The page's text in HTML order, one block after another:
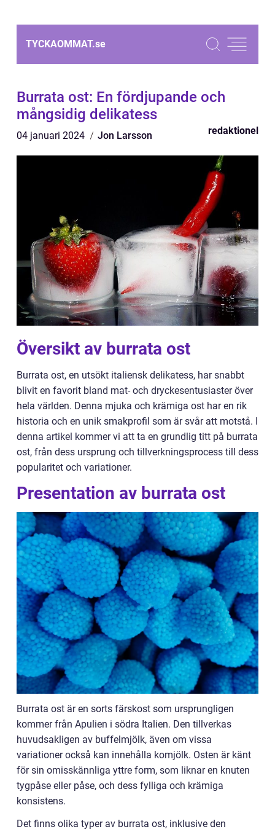
TYCKAOMMAT.se
Burrata ost: En fördjupande och
mångsidig delikatess
04 januari 2024 Jon Larsson redaktionel
Översikt av burrata ost
Burrata ost, en utsökt italiensk delikatess, har snabbt
blivit en favorit bland mat- och dryckesentusiaster över
hela världen. Denna mjuka och krämiga ost har en rik
historia och en unik smakprofil som är svår att motstå. I
denna artikel kommer vi att ta en grundlig titt på burrata
ost, från dess ursprung och tillverkningsprocess till dess
popularitet och variationer.
Presentation av burrata ost
Burrata ost är en sorts färskost som ursprungligen
kommer från Apulien i södra Italien. Den tillverkas
huvudsakligen av buffelmjölk, även om vissa
variationer också kan innehålla komjölk. Osten är känt
för sin omisskännliga yttre form, som liknar en knuten
tygpåse eller påse, och dess fylliga och krämiga
konsistens.
Det finns olika typer av burrata ost, inklusive den